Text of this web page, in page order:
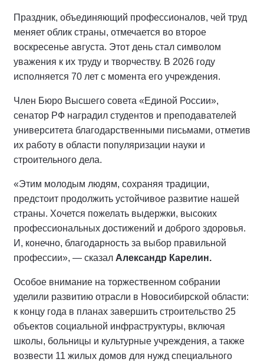
Праздник, объединяющий профессионалов, чей труд
меняет облик страны, отмечается во второе
воскресенье августа. Этот день стал символом
уважения к их труду и творчеству. В 2026 году
исполняется 70 лет с момента его учреждения.
Член Бюро Высшего совета «Единой России»,
сенатор РФ наградил студентов и преподавателей
университета благодарственными письмами, отметив
их работу в области популяризации науки и
строительного дела.
«Этим молодым людям, сохраняя традиции,
предстоит продолжить устойчивое развитие нашей
страны. Хочется пожелать выдержки, высоких
профессиональных достижений и доброго здоровья.
И, конечно, благодарность за выбор правильной
профессии», — сказал Александр Карелин.
Особое внимание на торжественном собрании
уделили развитию отрасли в Новосибирской области:
к концу года в планах завершить строительство 25
объектов социальной инфраструктуры, включая
школы, больницы и культурные учреждения, а также
возвести 11 жилых домов для нужд специального